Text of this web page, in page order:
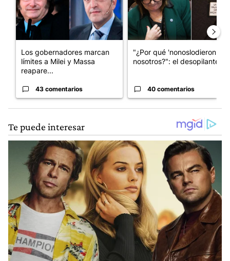
Los gobernadores marcan
límites a Milei y Massa
reapare...
43 comentarios
"¿Por qué 'nonoslodieron' a
nosotros?": el desopilante ...
40 comentarios